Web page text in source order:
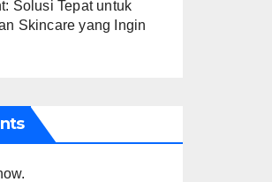
Solusi Tepat untuk
Skincare yang Ingin